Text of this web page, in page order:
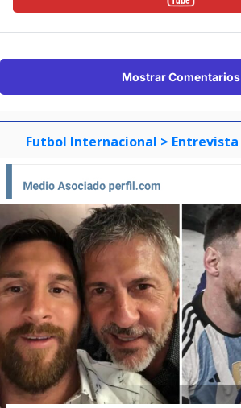
Mostrar Comentarios
Futbol Internacional > Entrevista